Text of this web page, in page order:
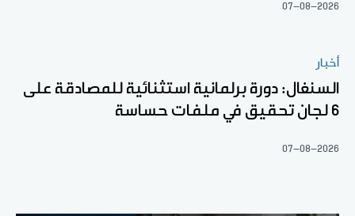
07-08-2026
أخبار
السنغال: دورة برلمانية استثنائية للمصادقة على
6 لجان تحقيق في ملفات حساسة
07-08-2026